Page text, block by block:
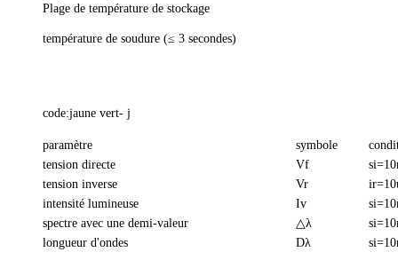
Plage de température de stockage
température de soudure (≤ 3 secondes)
code:jaune vert- j
paramètre symbole
tension directe
Vf
tension inverse
Vr
intensité lumineuse
Iv
spectre avec une demi-valeur
△λ
longueur d'ondes
Dλ